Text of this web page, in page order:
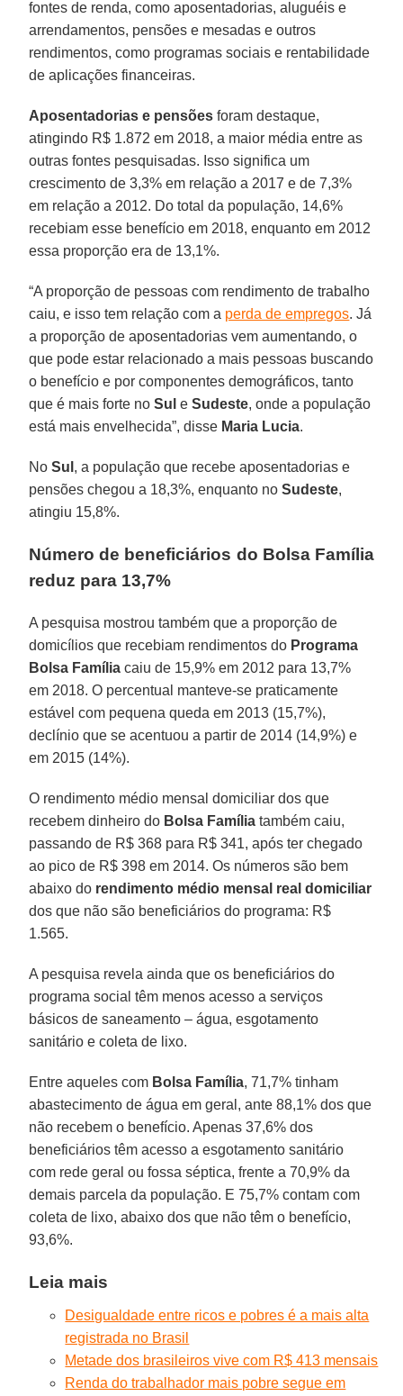
fontes de renda, como aposentadorias, aluguéis e
arrendamentos, pensões e mesadas e outros
rendimentos, como programas sociais e rentabilidade
de aplicações financeiras.
Aposentadorias e pensões foram destaque,
atingindo R$ 1.872 em 2018, a maior média entre as
outras fontes pesquisadas. Isso significa um
crescimento de 3,3% em relação a 2017 e de 7,3%
em relação a 2012. Do total da população, 14,6%
recebiam esse benefício em 2018, enquanto em 2012
essa proporção era de 13,1%.
“A proporção de pessoas com rendimento de trabalho
caiu, e isso tem relação com a perda de empregos. Já
a proporção de aposentadorias vem aumentando, o
que pode estar relacionado a mais pessoas buscando
o benefício e por componentes demográficos, tanto
que é mais forte noSul eSudeste, onde a população
está mais envelhecida”, disse Maria Lucia.
NoSul , a população que recebe aposentadorias e
pensões chegou a 18,3%, enquanto noSudeste,
atingiu 15,8%.
Número de beneficiários do Bolsa Família
reduz para 13,7%
A pesquisa mostrou também que a proporção de
domicílios que recebiam rendimentos do Programa
Bolsa Família caiu de 15,9% em 2012 para 13,7%
em 2018. O percentual manteve-se praticamente
estável com pequena queda em 2013 (15,7%),
declínio que se acentuou a partir de 2014 (14,9%) e
em 2015 (14%).
O rendimento médio mensal domiciliar dos que
recebem dinheiro do Bolsa Família também caiu,
passando de R$ 368 para R$ 341, após ter chegado
ao pico de R$ 398 em 2014. Os números são bem
abaixo do rendimento médio mensal real domiciliar
dos que não são beneficiários do programa: R$
1.565.
A pesquisa revela ainda que os beneficiários do
programa social têm menos acesso a serviços
básicos de saneamento – água, esgotamento
sanitário e coleta de lixo.
Entre aqueles com Bolsa Família, 71,7% tinham
abastecimento de água em geral, ante 88,1% dos que
não recebem o benefício. Apenas 37,6% dos
beneficiários têm acesso a esgotamento sanitário
com rede geral ou fossa séptica, frente a 70,9% da
demais parcela da população. E 75,7% contam com
coleta de lixo, abaixo dos que não têm o benefício,
93,6%.
Leia mais
Desigualdade entre ricos e pobres é a mais alta
registrada no Brasil
Metade dos brasileiros vive com R$ 413 mensais
Renda do trabalhador mais pobre segue em